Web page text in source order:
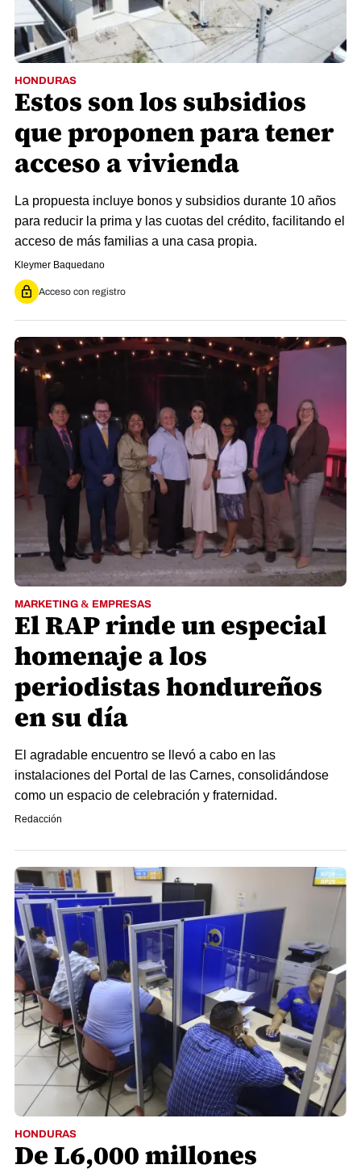
HONDURAS
Estos son los subsidios
que proponen para tener
acceso a vivienda
La propuesta incluye bonos y subsidios durante 10 años
para reducir la prima y las cuotas del crédito, facilitando el
acceso de más familias a una casa propia.
Kleymer Baquedano
Acceso con registro
MARKETING & EMPRESAS
El RAP rinde un especial
homenaje a los
periodistas hondureños
en su día
El agradable encuentro se llevó a cabo en las
instalaciones del Portal de las Carnes, consolidándose
como un espacio de celebración y fraternidad.
Redacción
HONDURAS
De L6,000 millones